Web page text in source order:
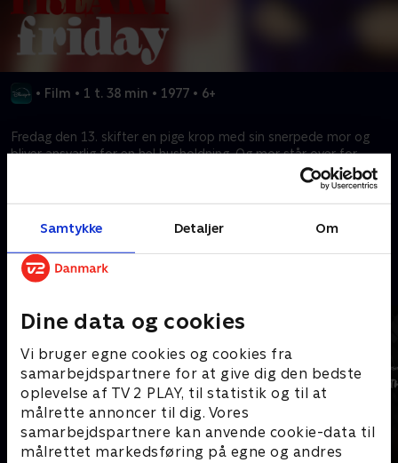
Samtykke Detaljer Om
Dine data og cookies
Vi bruger egne cookies og cookies fra
samarbejdspartnere for at give dig den bedste
oplevelse af TV 2 PLAY, til statistik og til at
målrette annoncer til dig. Vores
samarbejdspartnere kan anvende cookie-data til
målrettet markedsføring på egne og andres
• Film • 1 t. 38 min • 1977 • 6+
Fredag den 13. skifter en pige krop med sin snerpede mor og
bliver ansvarlig for en hel husholdning. Og mor står over for
enorme udfordringer i skolen, i hockey-kampen og meget mere!
Kræver tilkøb
Mere indhold fra Disney+